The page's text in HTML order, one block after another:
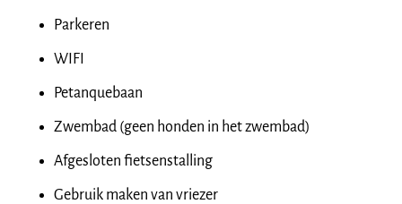
Parkeren
WIFI
Petanquebaan
Zwembad (geen honden in het zwembad)
Afgesloten fietsenstalling
Gebruik maken van vriezer